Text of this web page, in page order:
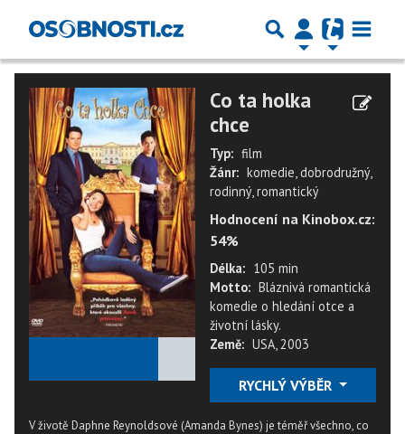
Co ta holka
chce
Typ: film
Žánr: komedie, dobrodružný,
rodinný, romantický
Hodnocení na Kinobox.cz:
54%
Délka: 105 min
Motto: Bláznivá romantická
komedie o hledání otce a
životní lásky.
Země: USA, 2003
RYCHLÝ VÝBĚR
V životě Daphne Reynoldsové (Amanda Bynes) je téměř všechno, co